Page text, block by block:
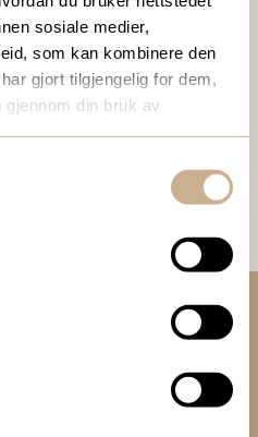
sosiale medier,
som kan kombinere den
gjort tilgjengelig for dem,
din bruk av
vårt gratis kundemagasin
traume, kirurgi, hospital